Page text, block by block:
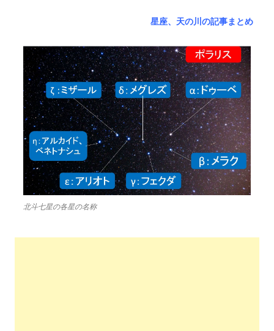
星座、天の川の記事まとめ
北斗七星の各星の名称